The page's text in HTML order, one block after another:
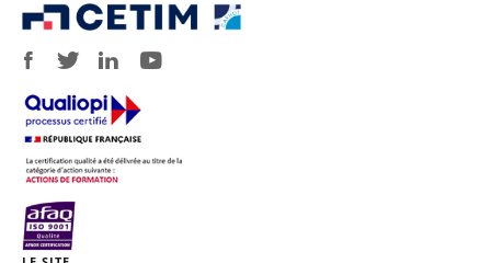
Ingénieurs et techniciens concernés
par les mesures acoustiques et
et développement, essais, mise au
point, réception, maintenance).
Prérequis